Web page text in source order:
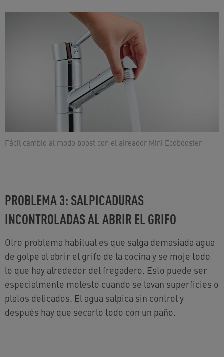
Fácil cambio al modo boost con el aireador Mini Ecobooster
PROBLEMA 3: SALPICADURAS
INCONTROLADAS AL ABRIR EL GRIFO
Otro problema habitual es que salga demasiada agua
de golpe al abrir el grifo de la cocina y se moje todo
lo que hay alrededor del fregadero. Esto puede ser
especialmente molesto cuando se lavan superficies o
platos delicados. El agua salpica sin control y
después hay que secarlo todo con un paño.